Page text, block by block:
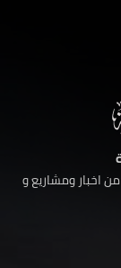
اخبار ومشاريع و